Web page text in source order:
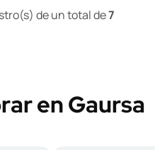
de un total de7
en Gaursa